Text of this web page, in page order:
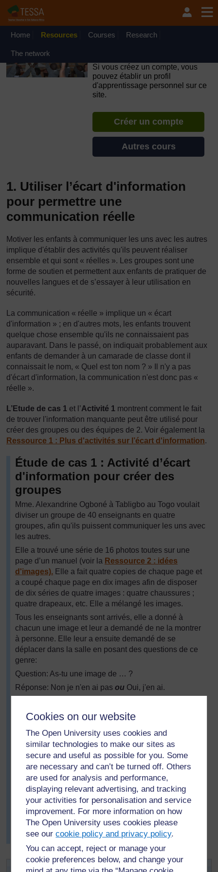
Cookies on our website
The Open University uses cookies and
similar technologies to make our sites as
secure and useful as possible for you. Some
are necessary and can’t be turned off. Others
are used for analysis and performance,
displaying relevant advertising, and tracking
your activities for personalisation and service
improvement. For more information on how
The Open University uses cookies please
see ourcookie policy and privacy policy.
You can accept, reject or manage your
cookie preferences below, and change your
Passer au contenu principal
OpenLearn Create will be unavailable on Wednesday 12
August 2026 from 8am to 10.30am (GMT) due to routine
Home Resources Courses Research
The network
Si vous créez un compte, vous
pouvez établir un profil
d'apprentissage personnel sur ce
site.
Créer un compte
Autres cours
1. Utiliser l’écart d'information
pour permettre une
communication réelle
Motiver les enfants à communiquer les uns avec les autres
implique d'établir des activités qu'ils peuvent réaliser
ensemble et qui sont « réelles ». Les groupes sont une
forme de soutien et permettent aux enfants de pratiquer de
nouvelles langues et de s’essayer à leur utilisation en
sécurité.
La communication « réelle » implique un « écart
d'information » ; en d'autres mots, les enfants trouvent
quelque chose ensemble qu'ils ne connaissaient pas
auparavant. Dans le passé, on indiquait probablement aux
enfants de demander à un camarade de classe dont il
connaissait le nom, « Quel est ton nom ? » Il n'y a pas
d'écart d'information, la communication n'est donc pas «
réelle ».
L’Etude de cas 1 et l’Activité 1 montrent comment le fait
de trouver l'information manquante peut être utilisé pour
créer des groupes ou des équipes de 2. Voir également la
Ressource 1 : Plus d'activités sur l’écart d'information.
Étude de cas 1 : Activité d’écart
d'information pour créer des
groupes
Mme. Alexandrine Ogboné à Tabligbo au Togo voulait
diviser un groupe de 40 enseignants en quatre
groupes, afin qu'ils puissent communiquer les uns avec
les autres.
Elle a trouvé une série de 16 photos toutes sur une
page d’un manuel (voir la Ressource 2 : idées
d'images). Elle a fait quatre copies de chaque page et
a coupé chaque page en dix images afin de disposer
de dix séries de quatre images : quatre chaussures ;
quatre drapeaux, etc. Elle a mélangé les images.
Tous les enseignants sont arrivés, elle a donné à
chacun une image et leur a demandé de ne la montrer
à personne. Elle leur a ensuite demandé de se
déplacer dans la salle en posant des questions de ce
genre:
Question: As-tu une image de … ?
Réponse: Non je n'en ai pas ou Oui, j'en ai.
ce qu'ils constituent en groupe de quatre personnes
ayant des images similaires.
Une fois les groupes constitués, les membres devaient
parler d’eux-mêmes à une autre personne, et trouver,
en discutant, une chose qu'ils avaient en commun: par
exemple tous les quatre pouvaient avoir une sœur plus
jeune ou aimer ou ne pas aimer un type particulier de
musique ou de nourriture, etc.
Les enseignants ont beaucoup aimé cette activité et ont
fini par bien se connaître entre eux.
Comment pouvez-vous organiser quelque chose de
semblable dans votre classe ?
Activité 1 : Trouver un partenaire